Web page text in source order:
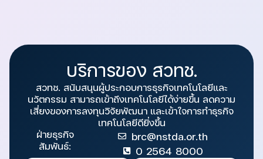
บริการของ สวทช.
สวทช. สนับสนุนผู้ประกอบการธุรกิจเทคโนโลยีและ
นวัตกรรม สามารถเข้าถึงเทคโนโลยีได้ง่ายขึ้น ลดความ
เสี่ยงของการลงทุนวิจัยพัฒนา และเข้าใจการทำธุรกิจ
เทคโนโลยีดียิ่งขึ้น
ฝ่ายธุรกิจ
สัมพันธ์:
brc@nstda.or.th
0 2564 8000